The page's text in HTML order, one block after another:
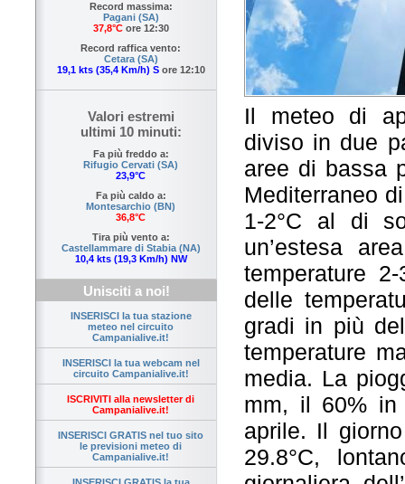
Record massima:
Pagani (SA)
37,8°Core 12:30
Record raffica vento:
Cetara (SA)
19,1 kts (35,4 Km/h) Sore 12:10
Valori estremi
ultimi 10 minuti:
Fa più freddo a:
Rifugio Cervati (SA)
23,9°C
Fa più caldo a:
Montesarchio (BN)
36,8°C
Tira più vento a:
Castellammare di Stabia (NA)
10,4 kts (19,3 Km/h) NW
Unisciti a noi!
INSERISCI la tua stazione
meteo nel circuito
Campanialive.it!
INSERISCI la tua webcam nel
circuito Campanialive.it!
ISCRIVITI alla newsletter di
Campanialive.it!
INSERISCI GRATIS nel tuo sito
le previsioni meteo di
Campanialive.it!
Il meteo di
diviso in due
aree di bassa
Mediterraneo
1-2°C al di
un’estesa
temperature
delle
gradi in più
temperature
media. La
mm, il 60% in
aprile. Il
29.8°C,